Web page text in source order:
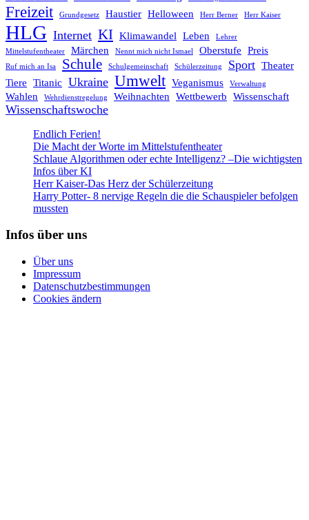
Freizeit Grundgesetz Haustier Helloween Herr Berner Herr Kaiser
HLG Internet KI Klimawandel Leben
Lehrer
Mittelstufentheater
Märchen Nennt mich nicht Ismael Oberstufe Preis
Ruf mich an Isa Schule Schulgemeinschaft Schülerzeitung Sport Theater
Tiere Titanic Ukraine Umwelt Veganismus Verwaltung
Wahlen Wehrdienstregelung Weihnachten Wettbewerb Wissenschaft
Wissenschaftswoche
Endlich Ferien!
Die Macht der Worte im Mittelstufentheater
Schlaue Algorithmen oder echte Intelligenz? –Die wichtigsten
Infos über KI
Herr Kaiser-Das Herz der Schülerzeitung
Harry Potter- 8 nervige Regeln die die Schauspieler befolgen
mussten
Infos über uns
Über uns
Impressum
Datenschutzbestimmungen
Cookies ändern